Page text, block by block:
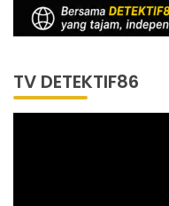
TV DETEKTIF86